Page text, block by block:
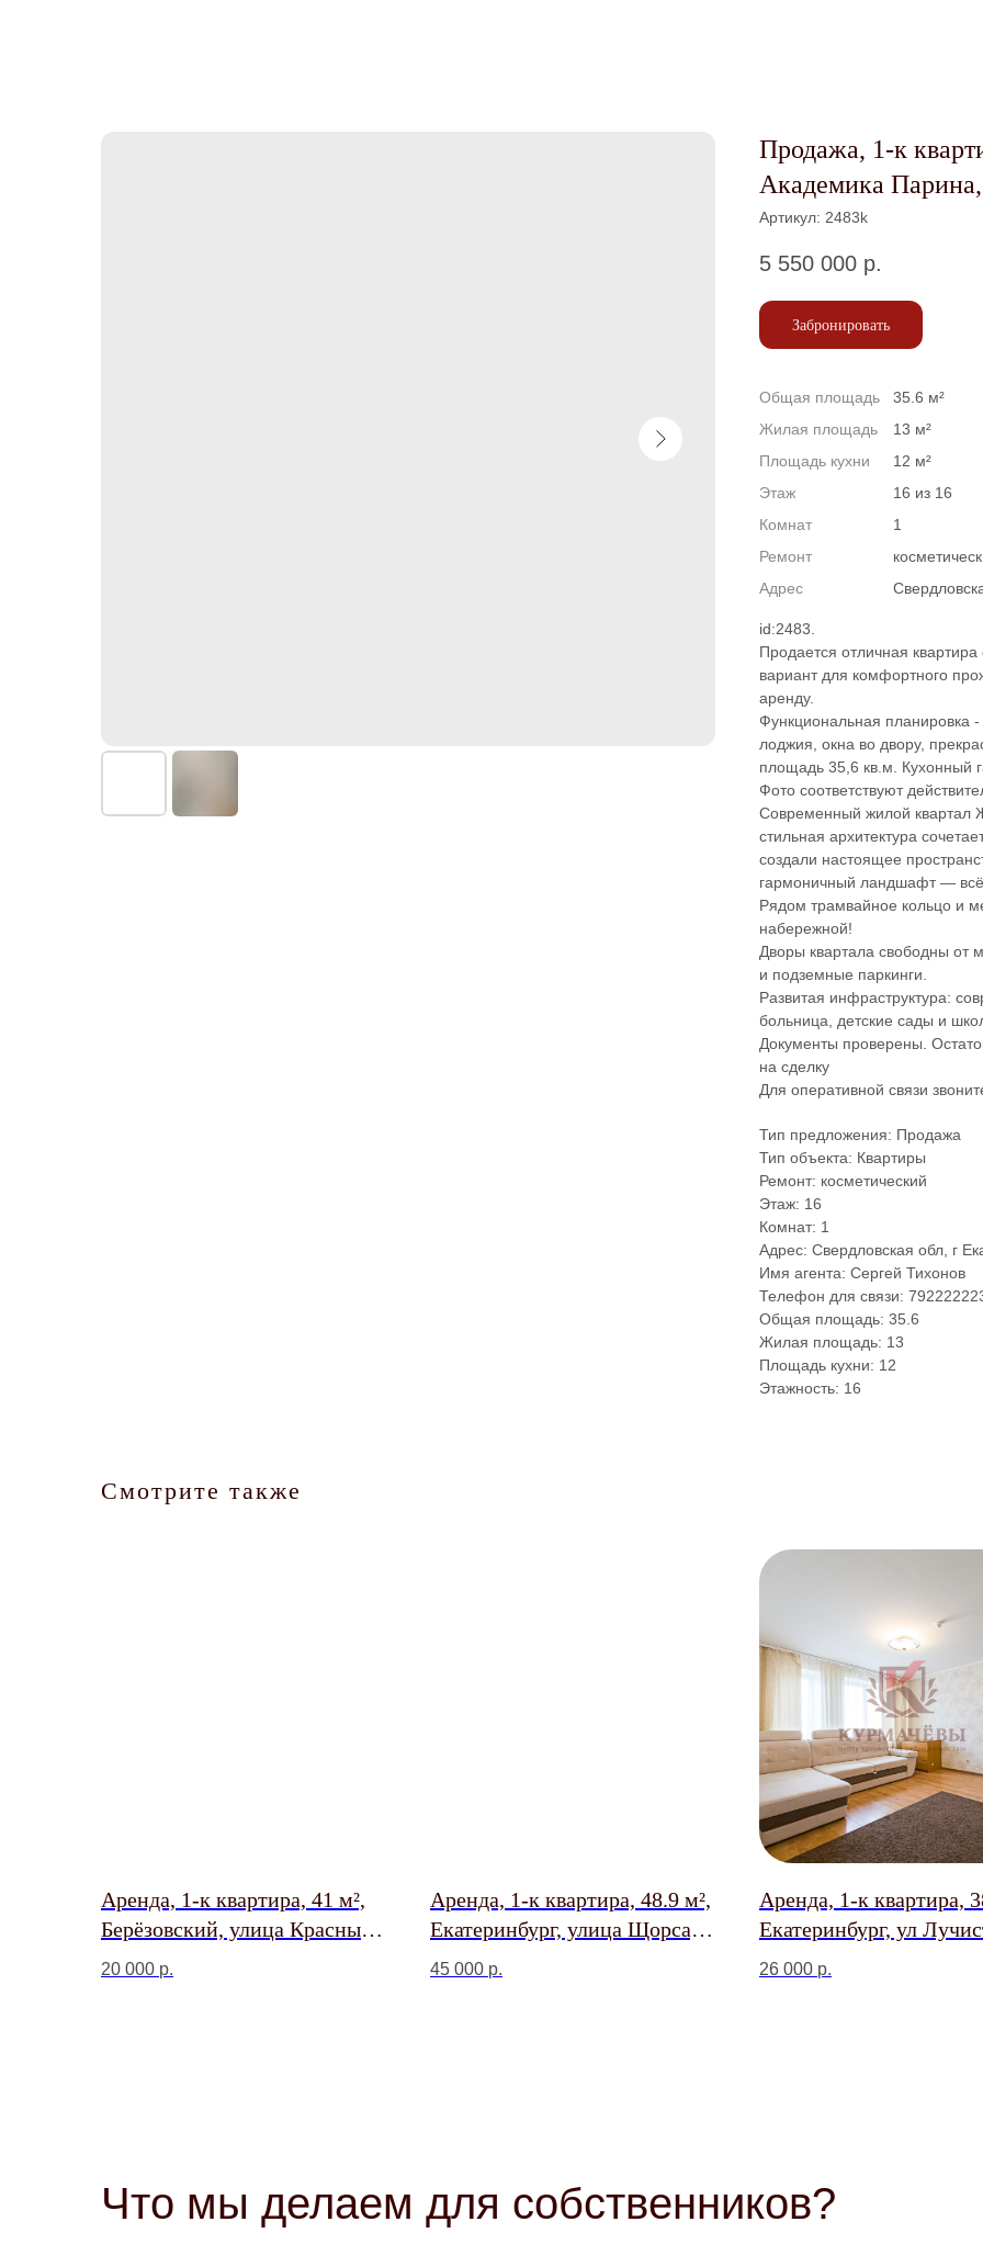
Продажа, 1-к
Академика
Артикул: 2483k
5 550 000 р.
Забронировать
Общая площадь
35.6 м²
Жилая площадь
13 м²
Площадь кухни
12 м²
Этаж
16 из 16
Комнат
1
Ремонт
Адрес
id:2483.
Продается отличная
вариант для комфортного
аренду.
Функциональная планировка
лоджия, окна во двору,
площадь 35,6 кв.м. Кухонный
Фото соответствуют
Современный жилой квартал
стильная архитектура
создали настоящее
гармоничный ландшафт —
Рядом трамвайное кольцо и
набережной!
Дворы квартала свободны от
и подземные паркинги.
Развитая инфраструктура:
больница, детские сады и
Документы проверены.
на сделку
Для оперативной связи
Тип предложения: Продажа
Тип объекта: Квартиры
Ремонт: косметический
Этаж: 16
Комнат: 1
Адрес: Свердловская обл, г
Имя агента: Сергей Тихонов
Телефон для связи:
Общая площадь: 35.6
Жилая площадь: 13
Площадь кухни: 12
Этажность: 16
Смотрите также
Аренда, 1-к квартира, 41 м²,
Берёзовский, улица Красных
Героев, 11
20 000 р.
Аренда, 1-к квартира, 48.9 м²,
Екатеринбург, улица Щорса,
53
45 000 р.
Аренда, 1-к квартира,
Екатеринбург, ул
26 000 р.
Что мы делаем для собственников?